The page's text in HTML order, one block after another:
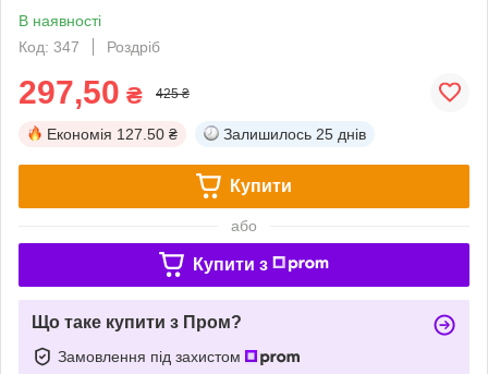
В наявності
Код: 347
Роздріб
297,50 ₴ 425 ₴
Економія 127.50 ₴ Залишилось 25 днів
Купити
або
Купити з
Що таке купити з Пром?
Замовлення під захистом